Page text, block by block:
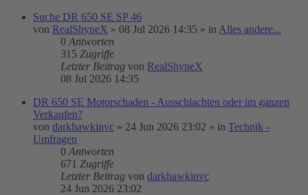
Suche DR 650 SE SP 46
von RealShyneX » 08 Jul 2026 14:35 » in Alles andere...
0 Antworten
315 Zugriffe
Letzter Beitrag von RealShyneX
08 Jul 2026 14:35
DR 650 SE Motorschaden - Ausschlachten oder im ganzen
Verkaufen?
von darkhawkinvc » 24 Jun 2026 23:02 » in Technik -
Umfragen
0 Antworten
671 Zugriffe
Letzter Beitrag von darkhawkinvc
24 Jun 2026 23:02